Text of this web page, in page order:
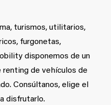
turismos, utilitarios,
furgonetas,
disponemos de un
de vehículos de
Consúltanos, elige el
disfrutarlo.